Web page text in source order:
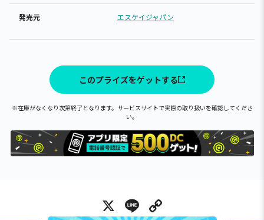
発売元 エスケイジャパン
このプライズをゲットする
※在庫がなくなり次第終了となります。サービスサイトで実際の取り扱いを確認してくださ
い。
X Line